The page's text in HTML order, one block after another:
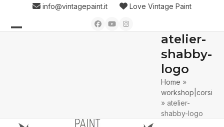
content
info@vintagepaint.it Love Vintage Paint
Facebook
YouTubeInstagram
atelier-
shabby-
logo
Home »
workshop|corsi
»atelier-
shabby-logo